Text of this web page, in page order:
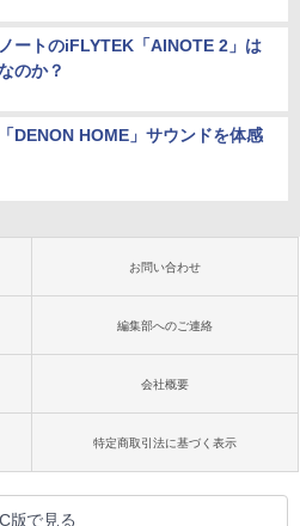
ートのiFLYTEK「AINOTE 2」は
のか？
DENON HOME」サウンドを体感
お問い合わせ
編集部へのご連絡
会社概要
特定商取引法に基づく表示
版で見る